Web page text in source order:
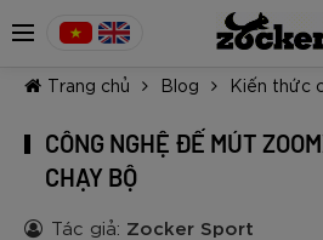
Trang chủ Blog Kiến thức
CÔNG NGHỆ ĐẾ MÚT
CHẠY BỘ
Tác giả: Zocker Sport